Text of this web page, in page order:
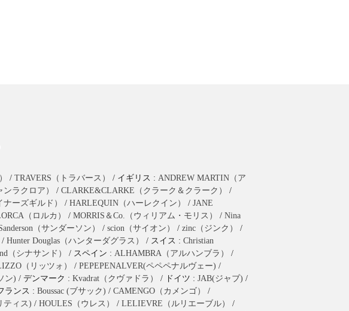
/ TRAVERS（トラバース） / イギリス : ANDREW MARTIN（ア
ラクロア） / CLARKE&CLARKE（クラーク＆クラーク）
/
ーズギルド） / HARLEQUIN（ハーレクイン） / JANE
（ロルカ） / MORRIS＆Co.（ウィリアム・モリス） / Nina
（サンダーソン） / scion（サイオン） / zinc（ジンク）
/
/ Hunter Douglas（ハンターダグラス） / スイス : Christian
（シナサンド） / スペイン : ALHAMBRA（アルハンブラ）
/
（リッツォ） / PEPEPENALVER(ペペペナルヴェー) /
ン) / デンマーク : Kvadrat（クヴァドラ） / ドイツ : JAB(ジャブ) /
ランス : Boussac (ブサック) / CAMENGO（カメンゴ）
/
ティス) / HOULES（ウレス） / LELIEVRE（ルリエーブル）
/